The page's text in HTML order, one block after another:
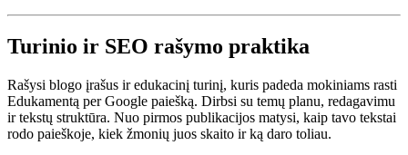
Turinio ir SEO rašymo praktika
Rašysi blogo įrašus ir edukacinį turinį, kuris padeda mokiniams rasti
Edukamentą per Google paiešką. Dirbsi su temų planu, redagavimu
ir tekstų struktūra. Nuo pirmos publikacijos matysi, kaip tavo tekstai
rodo paieškoje, kiek žmonių juos skaito ir ką daro toliau.